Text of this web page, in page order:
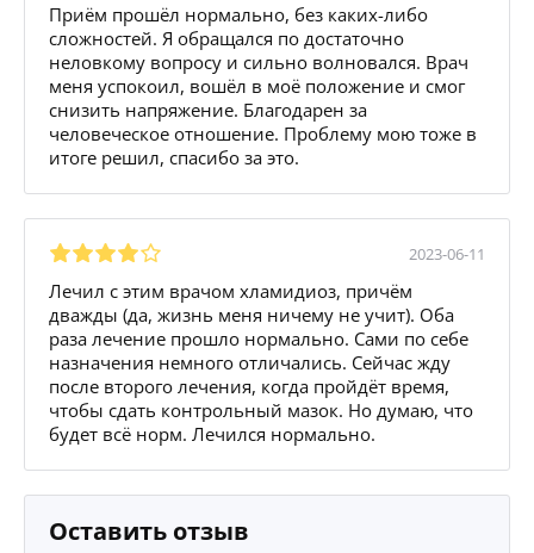
Приём прошёл нормально, без каких-либо
сложностей. Я обращался по достаточно
неловкому вопросу и сильно волновался. Врач
меня успокоил, вошёл в моё положение и смог
снизить напряжение. Благодарен за
человеческое отношение. Проблему мою тоже в
итоге решил, спасибо за это.
2023-06-11
Лечил с этим врачом хламидиоз, причём
дважды (да, жизнь меня ничему не учит). Оба
раза лечение прошло нормально. Сами по себе
назначения немного отличались. Сейчас жду
после второго лечения, когда пройдёт время,
чтобы сдать контрольный мазок. Но думаю, что
будет всё норм. Лечился нормально.
Оставить отзыв